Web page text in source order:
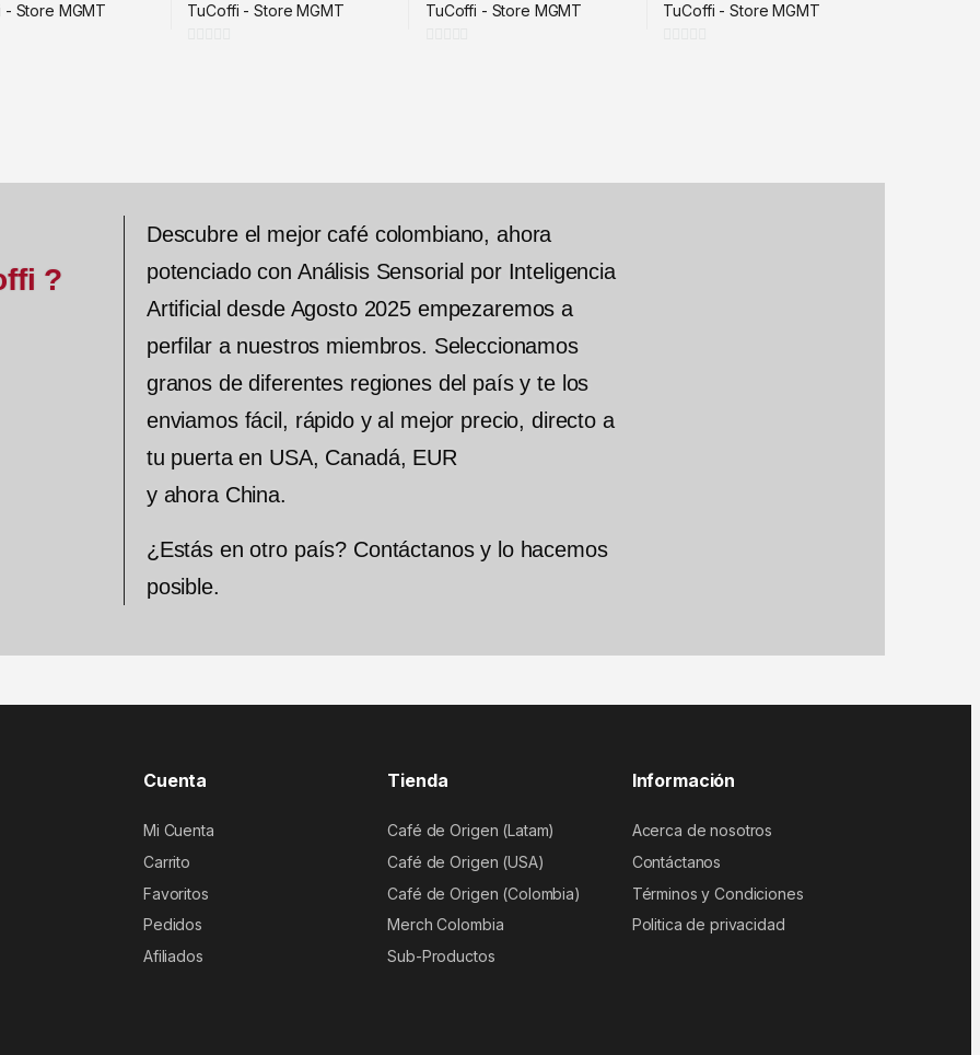
- Store MGMT
TuCoffi - Store MGMT
TuCoffi - Store MGMT
TuCoffi - Store MGMT
?
Descubre el mejor café colombiano, ahora
potenciado con Análisis Sensorial por Inteligencia
Artificial desde Agosto 2025 empezaremos a
perfilar a nuestros miembros. Seleccionamos
granos de diferentes regiones del país y te los
enviamos fácil, rápido y al mejor precio, directo a
tu puerta en USA, Canadá, EUR
y ahora China.
¿Estás en otro país? Contáctanos y lo hacemos
posible.
Cuenta
Mi Cuenta
Carrito
Favoritos
Pedidos
Afiliados
Tienda
Café de Origen (Latam)
Café de Origen (USA)
Café de Origen (Colombia)
Merch Colombia
Sub-Productos
Información
Acerca de nosotros
Contáctanos
Términos y Condiciones
Politica de privacidad